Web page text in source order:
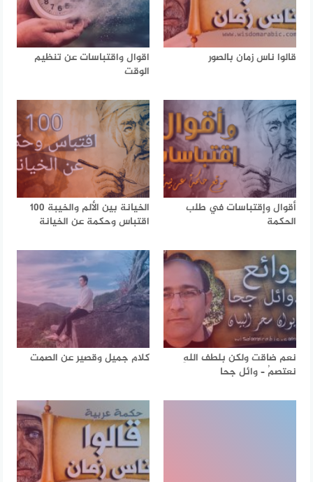
قالوا ناس زمان بالصور
اقوال واقتباسات عن تنظيم
الوقت
أقوال وإقتباسات في طلب
الحكمة
الخيانة بين الألم والخيبة 100
اقتباس وحكمة عن الخيانة
نعم ضاقت ولكن بلطف اللهِ
نعتصمُ – وائل جحا
كلام جميل وقصير عن الصمت